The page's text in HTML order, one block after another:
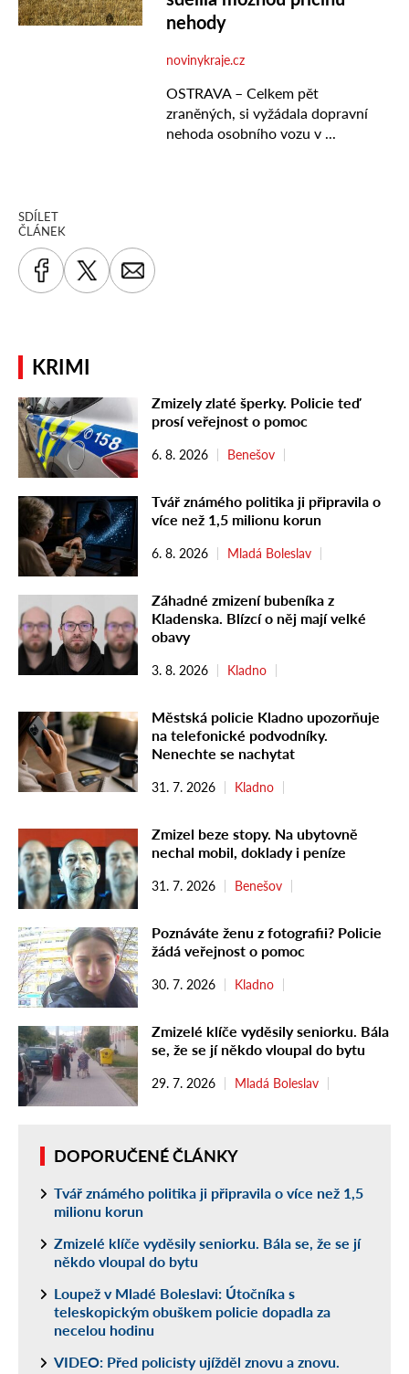
SDÍLET
ČLÁNEK
KRIMI
Zmizely zlaté šperky. Policie teď
prosí veřejnost o pomoc
6. 8. 2026 Benešov
Tvář známého politika ji připravila o
více než 1,5 milionu korun
6. 8. 2026 Mladá Boleslav
Záhadné zmizení bubeníka z
Kladenska. Blízcí o něj mají velké
obavy
3. 8. 2026 Kladno
Městská policie Kladno upozorňuje
na telefonické podvodníky.
Nenechte se nachytat
31. 7. 2026 Kladno
Zmizel beze stopy. Na ubytovně
nechal mobil, doklady i peníze
31. 7. 2026 Benešov
Poznáváte ženu z fotografii? Policie
žádá veřejnost o pomoc
30. 7. 2026 Kladno
Zmizelé klíče vyděsily seniorku. Bála
se, že se jí někdo vloupal do bytu
29. 7. 2026 Mladá Boleslav
DOPORUČENÉ ČLÁNKY
Tvář známého politika ji připravila o více než 1,5
milionu korun
Zmizelé klíče vyděsily seniorku. Bála se, že se jí
někdo vloupal do bytu
Loupež v Mladé Boleslavi: Útočníka s
teleskopickým obuškem policie dopadla za
necelou hodinu
VIDEO: Před policisty ujížděl znovu a znovu.